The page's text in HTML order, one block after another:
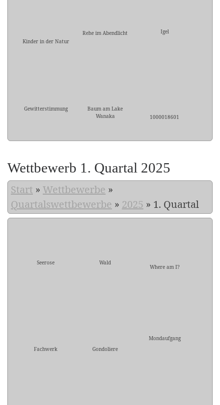
Kinder in der Natur
Rehe im Abendlicht Igel
Gewitterstimmung
Baum am Lake
Wanaka
1000018601
Wettbewerb 1. Quartal 2025
Start » Wettbewerbe »
Quartalswettbewerbe » 2025 » 1. Quartal
Seerose Wald
Where am I?
Fachwerk Gondoliere
Mondaufgang